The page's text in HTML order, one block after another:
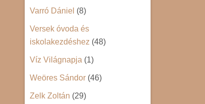
Varró Dániel (8)
Versek óvoda és
iskolakezdéshez (48)
Víz Világnapja (1)
Weöres Sándor (46)
Zelk Zoltán (29)